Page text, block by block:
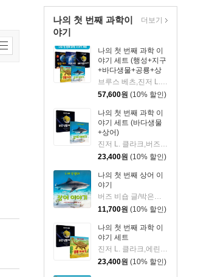
나의 첫 번째 과학이
야기
나의 첫 번째 과학 이
야기 세트 (행성+지구
+바다생물+공룡+상
어)
브루스 베츠,진저 L. 클라크,버즈 비숍 글/박은진 역
57,600원 (10% 할인)
나의 첫 번째 과학 이
야기 세트 (바다생물
+상어)
진저 L. 클라크,버즈 비숍 글/박은진 역
23,400원 (10% 할인)
나의 첫 번째 상어 이
야기
버즈 비숍 글/박은진 역
11,700원 (10% 할인)
나의 첫 번째 과학 이
야기 세트
진저 L. 클라크,에린 워터스 글/아날리사 두란데,마리나 두란테 그림/박은진 역
23,400원 (10% 할인)
더보기